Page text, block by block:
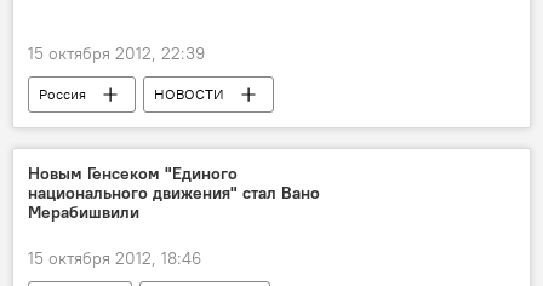
15 октября 2012, 22:39
Россия НОВОСТИ
Новым Генсеком "Единого
национального движения" стал Вано
Мерабишвили
15 октября 2012, 18:46